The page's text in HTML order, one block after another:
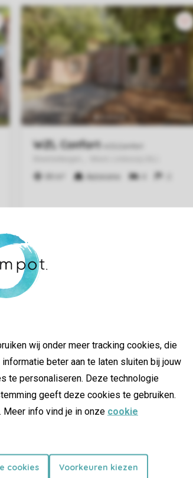
wij onder meer tracking cookies, die
beter aan te laten sluiten bij jouw
te personaliseren. Deze technologie
geeft deze cookies te gebruiken.
info vind je in onze cookie
cookies Voorkeuren kiezen